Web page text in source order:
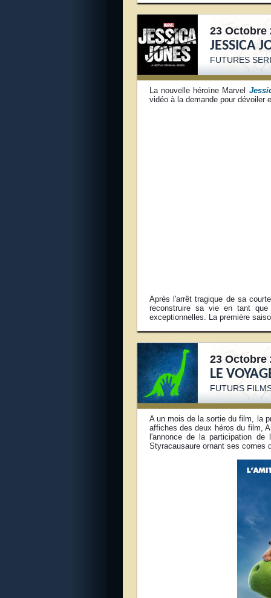
23 Octobre
JESSICA
FUTURES S
La nouvelle héroïne Marvel
vidéo à la demande pour dévoiler
Après l'arrêt tragique de sa
reconstruire sa vie en tant que
exceptionnelles. La première
23 Octobre
LE
FUTURS
A un mois de la sortie du film, la
affiches des deux héros du film,
l'annonce de la participation
Styracausaure ornant ses cornes